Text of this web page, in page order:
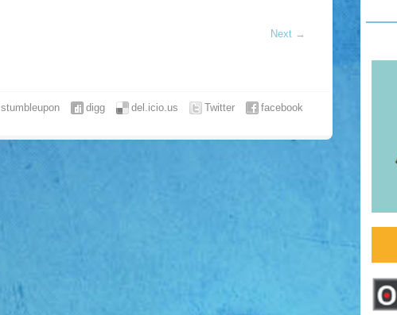
Next →
facebook
Twitter
del.icio.us
digg
stumbleupon